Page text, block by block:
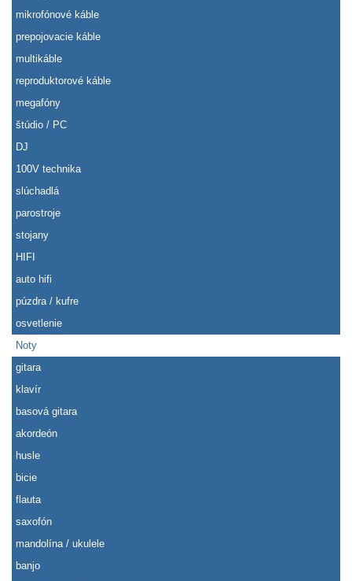
mikrofónové káble
prepojovacie káble
multikáble
reproduktorové káble
megafóny
štúdio / PC
DJ
100V technika
slúchadlá
parostroje
stojany
HIFI
auto hifi
púzdra / kufre
osvetlenie
Noty
gitara
klavír
basová gitara
akordeón
husle
bicie
flauta
saxofón
mandolína / ukulele
banjo